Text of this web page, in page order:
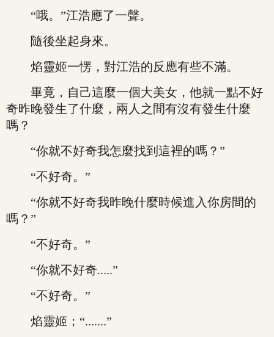
“哦。”江浩應了一聲。
隨後坐起身來。
焰靈姬一愣，對江浩的反應有些不滿。
畢竟，自己這麼一個大美女，他就一點不好
奇昨晚發生了什麼，兩人之間有沒有發生什麼
嗎？
“你就不好奇我怎麼找到這裡的嗎？”
“不好奇。”
“你就不好奇我昨晚什麼時候進入你房間的
嗎？”
“不好奇。”
“你就不好奇.....”
“不好奇。”
焰靈姬；“.......”